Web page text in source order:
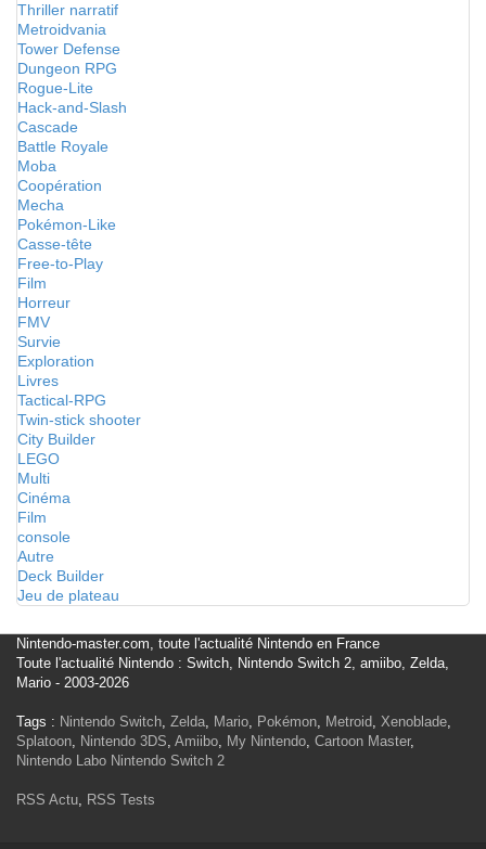
Thriller narratif
Metroidvania
Tower Defense
Dungeon RPG
Rogue-Lite
Hack-and-Slash
Cascade
Battle Royale
Moba
Coopération
Mecha
Pokémon-Like
Casse-tête
Free-to-Play
Film
Horreur
FMV
Survie
Exploration
Livres
Tactical-RPG
Twin-stick shooter
City Builder
LEGO
Multi
Cinéma
Film
console
Autre
Deck Builder
Jeu de plateau
Nintendo-master.com, toute l'actualité Nintendo en France
Toute l'actualité Nintendo : Switch, Nintendo Switch 2, amiibo, Zelda,
Mario - 2003-2026
Tags : Nintendo Switch, Zelda, Mario, Pokémon, Metroid, Xenoblade,
Splatoon, Nintendo 3DS, Amiibo, My Nintendo, Cartoon Master,
Nintendo Labo Nintendo Switch 2
RSS Actu, RSS Tests